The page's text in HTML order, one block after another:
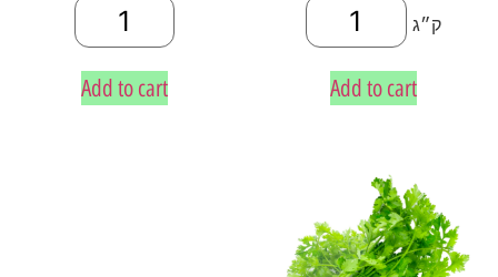
Add to cart
ק״ג
Add to cart